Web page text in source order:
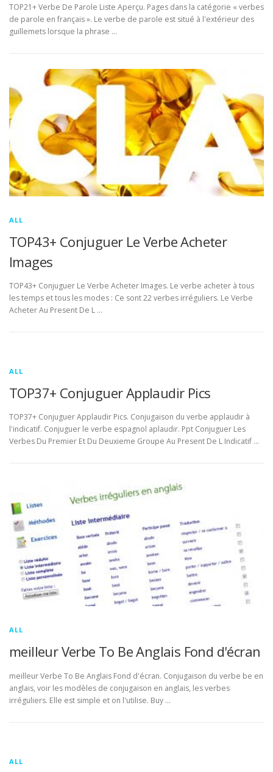
TOP21+ Verbe De Parole Liste Aperçu. Pages dans la catégorie « verbes
de parole en français ». Le verbe de parole est situé à l'extérieur des
guillemets lorsque la phrase …
ALL
TOP43+ Conjuguer Le Verbe Acheter
Images
TOP43+ Conjuguer Le Verbe Acheter Images. Le verbe acheter à tous
les temps et tous les modes : Ce sont 22 verbes irréguliers. Le Verbe
Acheter Au Present De L …
ALL
TOP37+ Conjuguer Applaudir Pics
TOP37+ Conjuguer Applaudir Pics. Conjugaison du verbe applaudir à
l'indicatif. Conjuguer le verbe espagnol aplaudir. Ppt Conjuguer Les
Verbes Du Premier Et Du Deuxieme Groupe Au Present De L Indicatif …
ALL
meilleur Verbe To Be Anglais Fond d'écran
meilleur Verbe To Be Anglais Fond d'écran. Conjugaison du verbe be en
anglais, voir les modèles de conjugaison en anglais, les verbes
irréguliers. Elle est simple et on l'utilise. Buy …
ALL